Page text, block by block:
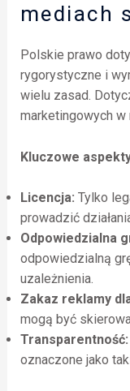
mediach
Polskie prawo
rygorystyczne i
wielu zasad.
marketingowych w
Kluczowe
Licencja: Tylko
prowadzić
Odpowiedzialna
odpowiedzialną
uzależnienia.
Zakaz reklamy
mogą być
Transparentność:
oznaczone jako